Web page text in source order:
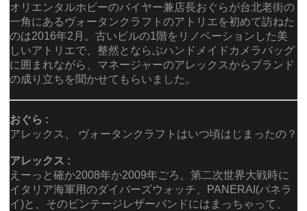
オリエンタルホビーのバイヤー兼店長おぐらが台北老街の
一角にあるヴォータンクラフトのアトリエを初めて訪ねた
のは2016年2月。古いビルの1階をリノベーションした美
しいアトリエで、整然とならぶハンドメイドカメラバッグ
に囲まれながら、マネージャーのアレックスからブランド
の成り立ちを聞かせてもらいました。
おぐら :
アレックス、 ヴォータンクラフトはいつ頃はじまったの？
アレックス :
えーっと確か2008年か2009年ごろ。第二次世界大戦時に
イタリア海軍用のダイバーズウォッチ、PANERAI(パネラ
イ)と、そのビンテージレザーバンドにはまっちゃって、